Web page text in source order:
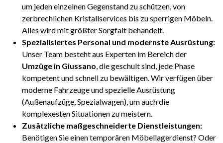
um jeden einzelnen Gegenstand zu schützen, von
zerbrechlichen Kristallservices bis zu sperrigen Möbeln.
Alles wird mit größter Sorgfalt behandelt.
Spezialisiertes Personal und modernste Ausrüstung:
Unser Team besteht aus Experten im Bereich der
Umzüge in Giussano, die geschult sind, jede Phase
kompetent und schnell zu bewältigen. Wir verfügen über
moderne Fahrzeuge und spezielle Ausrüstung
(Außenaufzüge, Spezialwagen), um auch die
komplexesten Situationen zu meistern.
Zusätzliche maßgeschneiderte Dienstleistungen:
Benötigen Sie einen temporären Möbellagerdienst? Oder